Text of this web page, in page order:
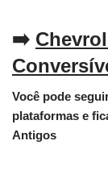
➡️
Você pode
plataformas e
Antigos